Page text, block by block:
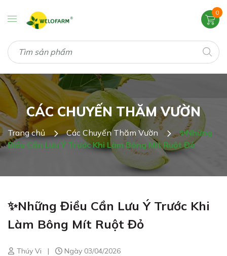
0
CÁC CHUYẾN THĂM VƯỜN
Trang chủ Các Chuyến Thăm Vườn
✨Những
Điều Cần Lưu Ý Trước Khi Làm Bông Mít Ruột Đỏ
✨Những Điều Cần Lưu Ý Trước Khi
Làm Bông Mít Ruột Đỏ
Thúy Vi | Ngày 03/04/2026